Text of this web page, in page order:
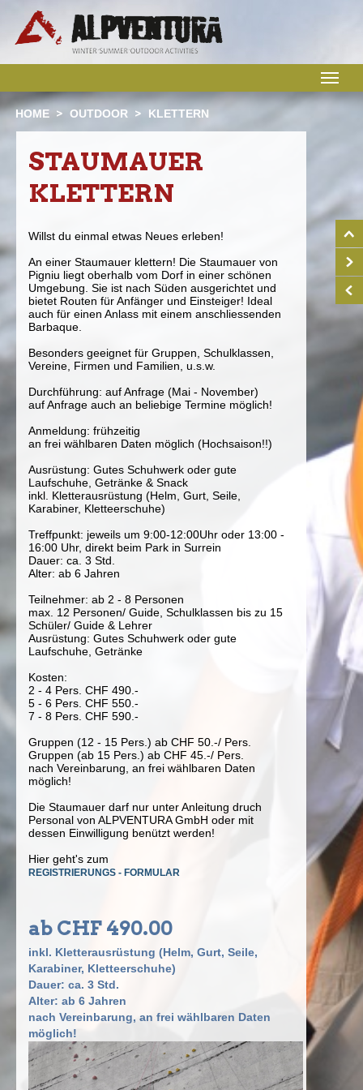
HOME OUTDOOR KLETTERN
STAUMAUER
KLETTERN
Willst du einmal etwas Neues erleben!
An einer Staumauer klettern! Die Staumauer von
Pigniu liegt oberhalb vom Dorf in einer schönen
Umgebung. Sie ist nach Süden ausgerichtet und
bietet Routen für Anfänger und Einsteiger! Ideal
auch für einen Anlass mit einem anschliessenden
Barbaque.
Besonders geeignet für Gruppen, Schulklassen,
Vereine, Firmen und Familien, u.s.w.
Durchführung: auf Anfrage (Mai - November)
auf Anfrage auch an beliebige Termine möglich!
Anmeldung: frühzeitig
an frei wählbaren Daten möglich (Hochsaison!!)
Ausrüstung: Gutes Schuhwerk oder gute
Laufschuhe, Getränke & Snack
inkl. Kletterausrüstung (Helm, Gurt, Seile,
Karabiner, Kletteerschuhe)
Treffpunkt: jeweils um 9:00-12:00Uhr oder 13:00 -
16:00 Uhr, direkt beim Park in Surrein
Dauer: ca. 3 Std.
Alter: ab 6 Jahren
Teilnehmer: ab 2 - 8 Personen
max. 12 Personen/ Guide, Schulklassen bis zu 15
Schüler/ Guide & Lehrer
Ausrüstung: Gutes Schuhwerk oder gute
Laufschuhe, Getränke
Kosten:
2 - 4 Pers. CHF 490.-
5 - 6 Pers. CHF 550.-
7 - 8 Pers. CHF 590.-
Gruppen (12 - 15 Pers.) ab CHF 50.-/ Pers.
Gruppen (ab 15 Pers.) ab CHF 45.-/ Pers.
nach Vereinbarung, an frei wählbaren Daten
möglich!
Die Staumauer darf nur unter Anleitung druch
Personal von ALPVENTURA GmbH oder mit
dessen Einwilligung benützt werden!
Hier geht's zum
REGISTRIERUNGS - FORMULAR
ab CHF 490.00
inkl. Kletterausrüstung (Helm, Gurt, Seile,
Karabiner, Kletteerschuhe)
Dauer: ca. 3 Std.
Alter: ab 6 Jahren
nach Vereinbarung, an frei wählbaren Daten
möglich!